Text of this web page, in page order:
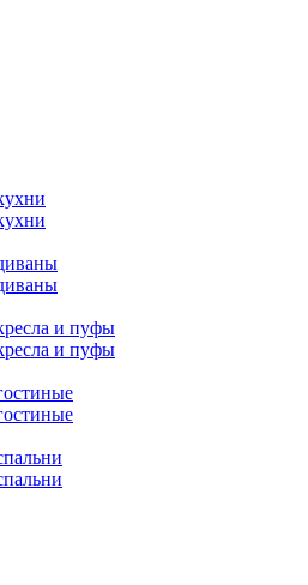
и пуфы
и пуфы